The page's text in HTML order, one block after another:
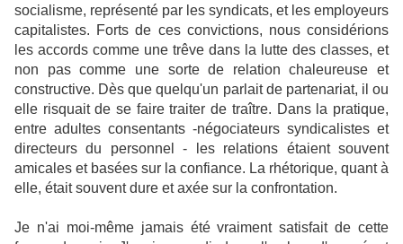
socialisme, représenté par les syndicats, et les employeurs
capitalistes. Forts de ces convictions, nous considérions
les accords comme une trêve dans la lutte des classes, et
non pas comme une sorte de relation chaleureuse et
constructive. Dès que quelqu'un parlait de partenariat, il ou
elle risquait de se faire traiter de traître. Dans la pratique,
entre adultes consentants -négociateurs syndicalistes et
directeurs du personnel - les relations étaient souvent
amicales et basées sur la confiance. La rhétorique, quant à
elle, était souvent dure et axée sur la confrontation.
Je n'ai moi-même jamais été vraiment satisfait de cette